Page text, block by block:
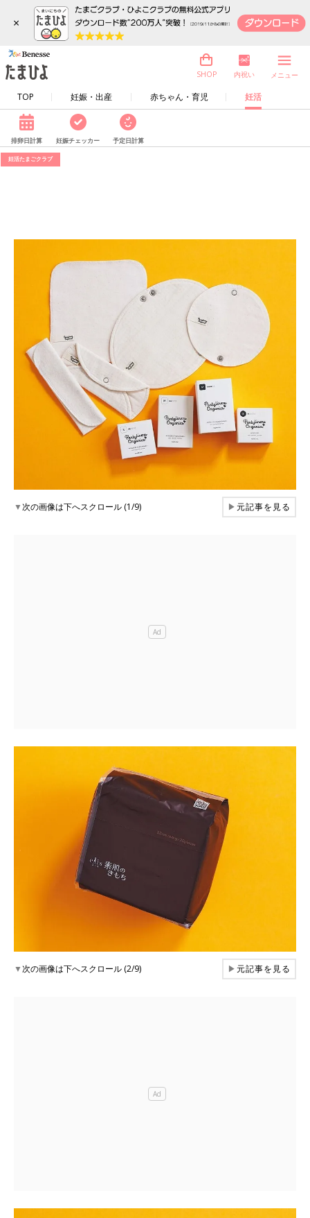
×
TOP 妊娠・出産 赤ちゃん・育児 妊活
SHOP 内祝い メニュー
排卵日計算 妊娠チェッカー 予定日計算
妊活たまごクラブ
▼次の画像は下へスクロール (1/9) ▶元記事を見る
▼次の画像は下へスクロール (2/9) ▶元記事を見る